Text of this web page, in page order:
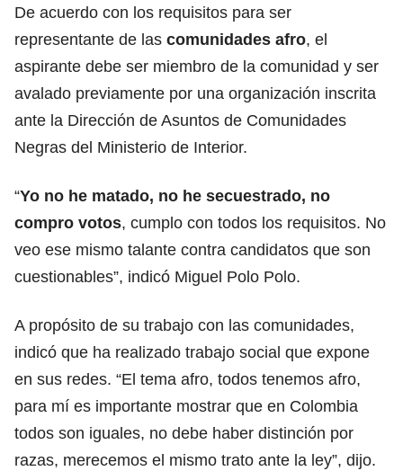
De acuerdo con los requisitos para ser
representante de las comunidades afro, el
aspirante debe ser miembro de la comunidad y ser
avalado previamente por una organización inscrita
ante la Dirección de Asuntos de Comunidades
Negras del Ministerio de Interior.
“Yo no he matado, no he secuestrado, no
compro votos, cumplo con todos los requisitos. No
veo ese mismo talante contra candidatos que son
cuestionables”, indicó Miguel Polo Polo.
A propósito de su trabajo con las comunidades,
indicó que ha realizado trabajo social que expone
en sus redes. “El tema afro, todos tenemos afro,
para mí es importante mostrar que en Colombia
todos son iguales, no debe haber distinción por
razas, merecemos el mismo trato ante la ley”, dijo.